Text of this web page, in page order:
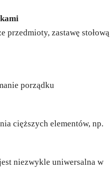
przedmioty, zastawę stołową
porządku
cięższych elementów, np.
niezwykle uniwersalna w